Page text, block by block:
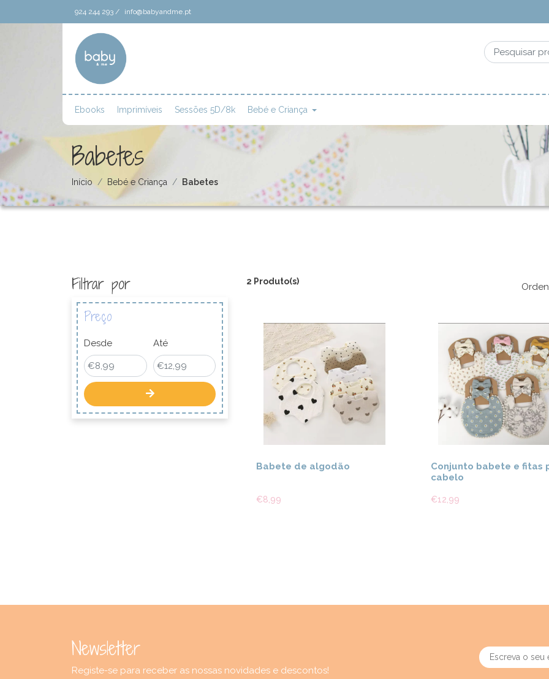
924 244 293 / info@babyandme.pt
Ebooks Imprimíveis Sessões 5D/8k Bebé e Criança
Babetes
Início Bebé e Criança Babetes
Filtrar por
Preço
Desde Até
2 Produto(s)
Babete de algodão
Ver detalhes
€8,99
Conjunto babete e fitas
cabelo
Ver
€12,99
Newsletter
Registe-se para receber as nossas novidades e descontos!